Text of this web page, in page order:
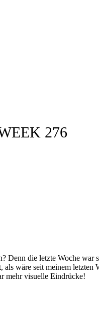
276
Denn die letzte Woche war
als wäre seit meinem
mehr visuelle Eindrücke!